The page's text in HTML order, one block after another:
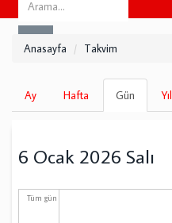
Search
this
Anasayfa Takvim
Birincil
sekmeler
Ay Hafta Gün
sekme)
Yıl
6 Ocak 2026 Salı
Tüm gün